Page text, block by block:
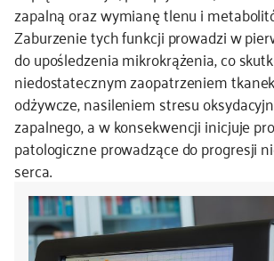
zapalną oraz wymianę tlenu i
Zaburzenie tych funkcji prowadzi w
do upośledzenia mikrokrążenia, co
niedostatecznym zaopatrzeniem
odżywcze, nasileniem stresu
zapalnego, a w konsekwencji inicjuje
patologiczne prowadzące do progresji
serca.